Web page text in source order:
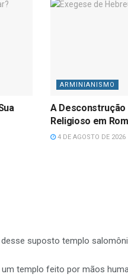
ARMINIANISMO
A Desconstrução
Religioso em
4 DE AGOSTO DE 2026
suposto templo
templo feito por mãos